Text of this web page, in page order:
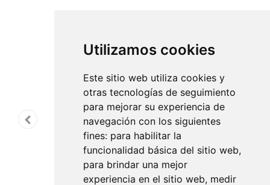
Utilizamos cookies
Este sitio web utiliza cookies y
otras tecnologías de seguimiento
para mejorar su experiencia de
navegación con los siguientes
fines: para habilitar la
funcionalidad básica del sitio web,
para brindar una mejor
experiencia en el sitio web, medir